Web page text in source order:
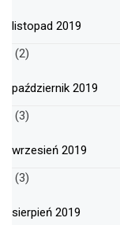
listopad 2019
(2)
październik 2019
(3)
wrzesień 2019
(3)
sierpień 2019